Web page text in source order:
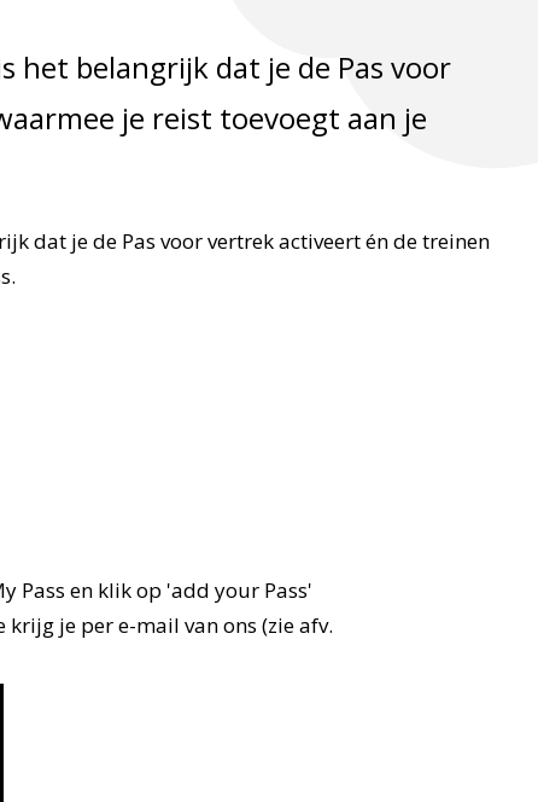
het belangrijk dat je de Pas voor
je reist toevoegt aan je
dat je de Pas voor vertrek activeert én de treinen
Pass en klik op 'add your Pass'
krijg je per e-mail van ons (zie afv.